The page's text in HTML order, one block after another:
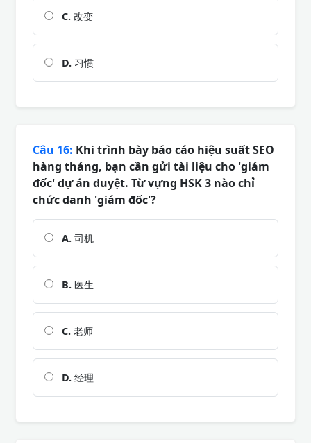
C. 改变
D. 习惯
Câu 16: Khi trình bày báo cáo hiệu suất SEO
hàng tháng, bạn cần gửi tài liệu cho 'giám
đốc' dự án duyệt. Từ vựng HSK 3 nào chỉ
chức danh 'giám đốc'?
A. 司机
B. 医生
C. 老师
D. 经理